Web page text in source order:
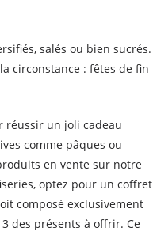
salés ou bien sucrés.
circonstance : fêtes de fin
réussir un joli cadeau
comme pâques ou
en vente sur notre
optez pour un coffret
composé exclusivement
des présents à offrir. Ce